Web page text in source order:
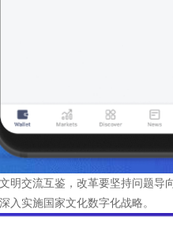
明交流互鉴，改革要坚持问题导
入实施国家文化数字化战略。